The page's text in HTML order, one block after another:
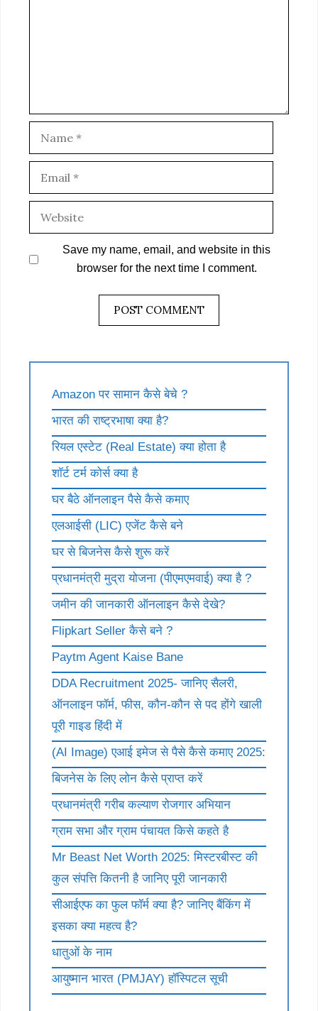
Save my name, email, and website in this
browser for the next time I comment.
Amazon पर सामान कैसे बेचे ?
भारत की राष्ट्रभाषा क्या है?
रियल एस्टेट (Real Estate) क्या होता है
शॉर्ट टर्म कोर्स क्या है
घर बैठे ऑनलाइन पैसे कैसे कमाए
एलआईसी (LIC) एजेंट कैसे बने
घर से बिजनेस कैसे शुरू करें
प्रधानमंत्री मुद्रा योजना (पीएमएमवाई) क्या है ?
जमीन की जानकारी ऑनलाइन कैसे देखे?
Flipkart Seller कैसे बने ?
Paytm Agent Kaise Bane
DDA Recruitment 2025- जानिए सैलरी,
ऑनलाइन फॉर्म, फीस, कौन-कौन से पद होंगे खाली
पूरी गाइड हिंदी में
(AI Image) एआई इमेज से पैसे कैसे कमाए 2025:
बिजनेस के लिए लोन कैसे प्राप्त करें
प्रधानमंत्री गरीब कल्याण रोजगार अभियान
ग्राम सभा और ग्राम पंचायत किसे कहते है
Mr Beast Net Worth 2025: मिस्टरबीस्ट की
कुल संपत्ति कितनी है जानिए पूरी जानकारी
सीआईएफ का फुल फॉर्म क्या है? जानिए बैंकिंग में
इसका क्या महत्व है?
धातुओं के नाम
आयुष्मान भारत (PMJAY) हॉस्पिटल सूची